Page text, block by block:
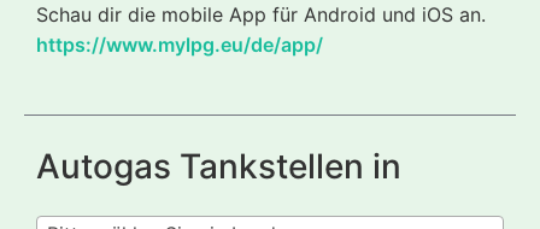
Schau dir die mobile App für Android und iOS an.
https://www.mylpg.eu/de/app/
Autogas Tankstellen in